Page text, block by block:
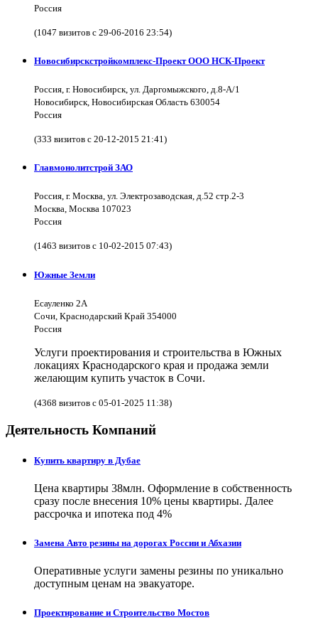
Россия
(1047 визитов с 29-06-2016 23:54)
Новосибирскстройкомплекс-Проект ООО НСК-Проект
Россия, г. Новосибирск, ул. Даргомыжского, д.8-А/1
Новосибирск, Новосибирская Область 630054
Россия
(333 визитов с 20-12-2015 21:41)
Главмонолитстрой ЗАО
Россия, г. Москва, ул. Электрозаводская, д.52 стр.2-3
Москва, Москва 107023
Россия
(1463 визитов с 10-02-2015 07:43)
Южные Земли
Есауленко 2А
Сочи, Краснодарский Край 354000
Россия
Услуги проектирования и строительства в Южных
локациях Краснодарского края и продажа земли
желающим купить участок в Сочи.
(4368 визитов с 05-01-2025 11:38)
Деятельность Компаний
Купить квартиру в Дубае
Цена квартиры 38млн. Оформление в собственность
сразу после внесения 10% цены квартиры. Далее
рассрочка и ипотека под 4%
Замена Авто резины на дорогах России и Абхазии
Оперативные услуги замены резины по уникально
доступным ценам на эвакуаторе.
Проектирование и Строительство Мостов